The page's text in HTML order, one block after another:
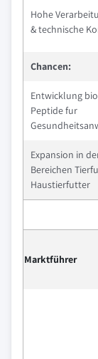
Hohe
& technische
Chancen:
Entwicklung
Peptide fur
Expansion in
Bereichen
Haustierfutter
Marktführer